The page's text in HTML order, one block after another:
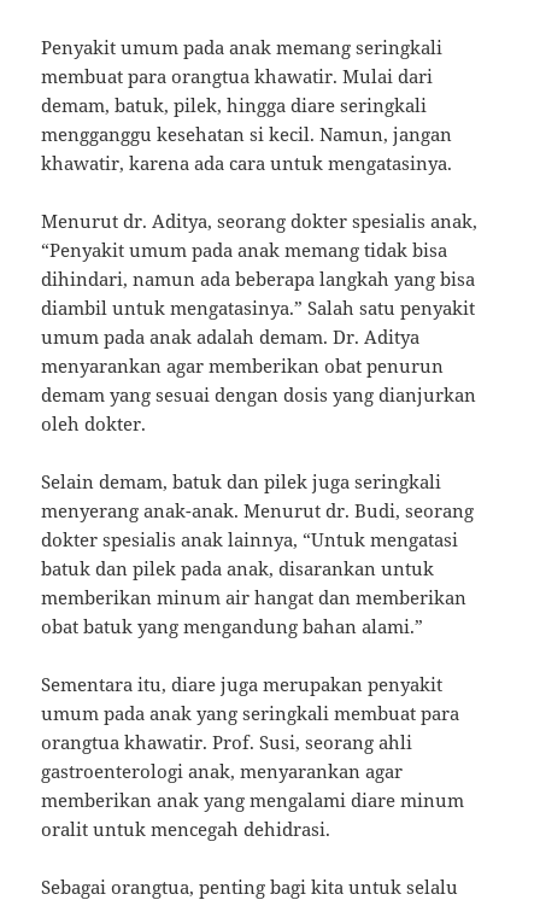
Penyakit umum pada anak memang seringkali
membuat para orangtua khawatir. Mulai dari
demam, batuk, pilek, hingga diare seringkali
mengganggu kesehatan si kecil. Namun, jangan
khawatir, karena ada cara untuk mengatasinya.
Menurut dr. Aditya, seorang dokter spesialis anak,
“Penyakit umum pada anak memang tidak bisa
dihindari, namun ada beberapa langkah yang bisa
diambil untuk mengatasinya.” Salah satu penyakit
umum pada anak adalah demam. Dr. Aditya
menyarankan agar memberikan obat penurun
demam yang sesuai dengan dosis yang dianjurkan
oleh dokter.
Selain demam, batuk dan pilek juga seringkali
menyerang anak-anak. Menurut dr. Budi, seorang
dokter spesialis anak lainnya, “Untuk mengatasi
batuk dan pilek pada anak, disarankan untuk
memberikan minum air hangat dan memberikan
obat batuk yang mengandung bahan alami.”
Sementara itu, diare juga merupakan penyakit
umum pada anak yang seringkali membuat para
orangtua khawatir. Prof. Susi, seorang ahli
gastroenterologi anak, menyarankan agar
memberikan anak yang mengalami diare minum
oralit untuk mencegah dehidrasi.
Sebagai orangtua, penting bagi kita untuk selalu